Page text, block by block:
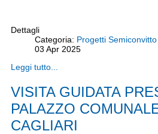
Dettagli
Categoria: Progetti Semiconvitto
03 Apr 2025
Leggi tutto...
VISITA GUIDATA
PALAZZO
CAGLIARI